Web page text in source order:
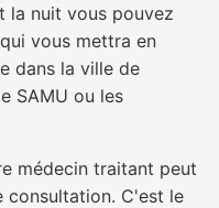
la nuit vous pouvez
vous mettra en
dans la ville de
SAMU ou les
médecin traitant peut
consultation. C'est le